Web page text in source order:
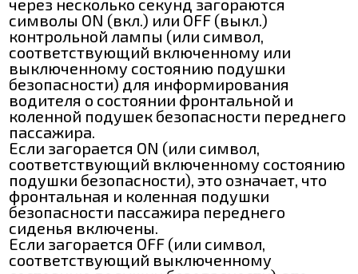
символы ON (вкл.) или OFF (выкл.)
контрольной лампы (или символ,
соответствующий включенному или
выключенному состоянию подушки
безопасности) для информирования
водителя о состоянии фронтальной и
коленной подушек безопасности переднего
пассажира.
Если загорается ON (или символ,
соответствующий включенному состоянию
подушки безопасности), это означает, что
фронтальная и коленная подушки
безопасности пассажира переднего
сиденья включены.
Если загорается OFF (или символ,
соответствующий выключенному